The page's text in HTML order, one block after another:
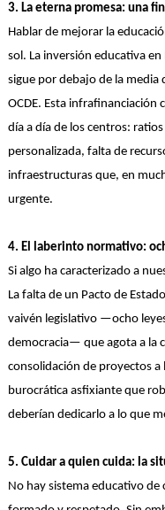
3. La eterna promesa: una
Hablar de mejorar la
sol. La inversión educativa
sigue por debajo de la media
OCDE. Esta infrafinanciación
día a día de los centros:
personalizada, falta de
infraestructuras que, en
urgente.
4. El laberinto normativo:
Si algo ha caracterizado a
La falta de un Pacto de
vaivén legislativo —ocho
democracia— que agota a la
consolidación de proyectos a
burocrática asfixiante que
deberían dedicarlo a lo que
5. Cuidar a quien cuida: la
No hay sistema educativo